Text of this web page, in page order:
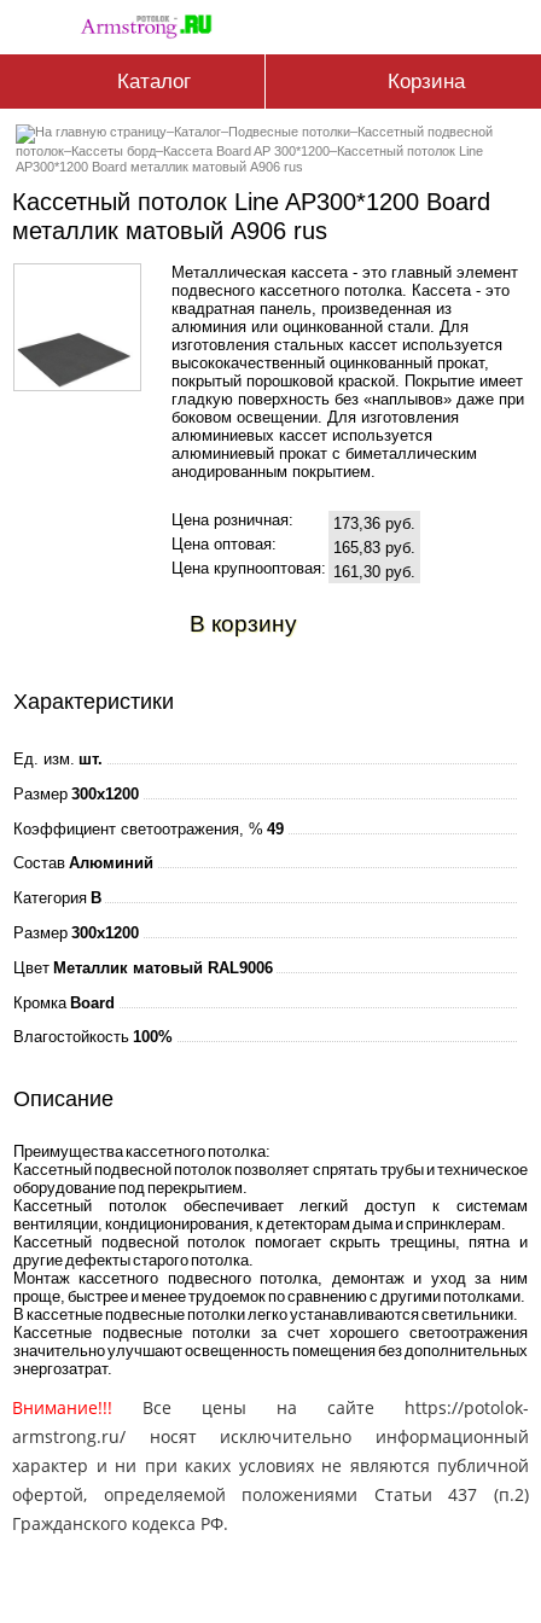
Каталог Корзина
–Каталог–Подвесные потолки–Кассетный подвесной
потолок–Кассеты борд–Кассетa Board AP 300*1200–Кассетный потолок Line
AP300*1200 Board металлик матовый А906 rus
Кассетный потолок Line AP300*1200 Board
металлик матовый А906 rus
Металлическая кассета - это главный элемент
подвесного кассетного потолка. Кассета - это
квадратная панель, произведенная из
алюминия или оцинкованной стали. Для
изготовления стальных кассет используется
высококачественный оцинкованный прокат,
покрытый порошковой краской. Покрытие имеет
гладкую поверхность без «наплывов» даже при
боковом освещении. Для изготовления
алюминиевых кассет используется
алюминиевый прокат с биметаллическим
анодированным покрытием.
Цена розничная:
173,36 руб.
Цена оптовая:
165,83 руб.
Цена крупнооптовая: 161,30 руб.
В корзину
Характеристики
Ед. изм. шт.
Размер 300x1200
Коэффициент светоотражения, % 49
Состав Алюминий
Категория B
Размер 300x1200
Цвет Металлик матовый RAL9006
Кромка Board
Влагостойкость 100%
Описание
Преимущества кассетного потолка:
Кассетный подвесной потолок позволяет спрятать трубы и техническое
оборудование под перекрытием.
Кассетный потолок обеспечивает легкий доступ к системам
вентиляции, кондиционирования, к детекторам дыма и спринклерам.
Кассетный подвесной потолок помогает скрыть трещины, пятна и
другие дефекты старого потолка.
Монтаж кассетного подвесного потолка, демонтаж и уход за ним
проще, быстрее и менее трудоемок по сравнению с другими потолками.
В кассетные подвесные потолки легко устанавливаются светильники.
Кассетные подвесные потолки за счет хорошего светоотражения
значительно улучшают освещенность помещения без дополнительных
энергозатрат.
Внимание!!! Все цены на сайте https://potolok-
armstrong.ru/ носят исключительно информационный
характер и ни при каких условиях не являются публичной
офертой, определяемой положениями Статьи 437 (п.2)
Гражданского кодекса РФ.